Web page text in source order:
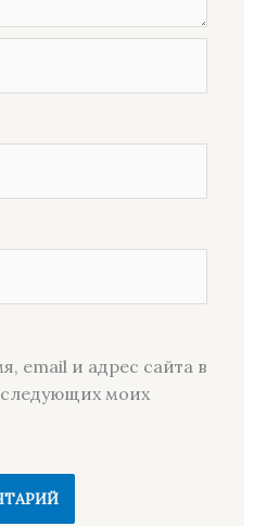
email и адрес сайта в
моих